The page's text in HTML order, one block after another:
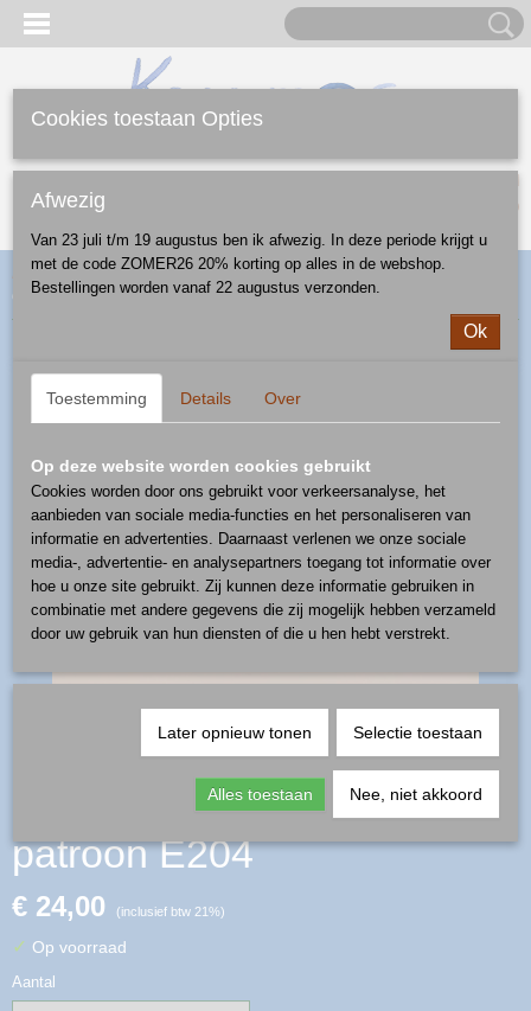
(0)
Home >Webshop>Koffie/Thee>kop en schotel > kop en schotel
0,15 l - patroon E204
kop en schotel 0,15 l -
patroon E204
€ 24,00 (inclusief btw 21%)
✓ Op voorraad
Aantal
Cookies toestaan Opties
Afwezig
Van 23 juli t/m 19 augustus ben ik afwezig. In deze periode krijgt u
met de code ZOMER26 20% korting op alles in de webshop.
Bestellingen worden vanaf 22 augustus verzonden.
Ok
Toestemming Details Over
Op deze website worden cookies gebruikt
Cookies worden door ons gebruikt voor verkeersanalyse, het
aanbieden van sociale media-functies en het personaliseren van
informatie en advertenties. Daarnaast verlenen we onze sociale
media-, advertentie- en analysepartners toegang tot informatie over
hoe u onze site gebruikt. Zij kunnen deze informatie gebruiken in
combinatie met andere gegevens die zij mogelijk hebben verzameld
door uw gebruik van hun diensten of die u hen hebt verstrekt.
Later opnieuw tonen Selectie toestaan
Alles toestaan Nee, niet akkoord